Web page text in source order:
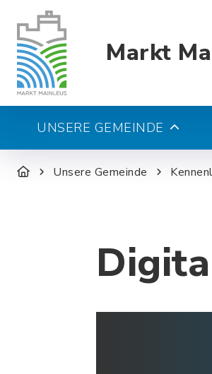
Markt
UNSERE GEMEINDE
Unsere Gemeinde